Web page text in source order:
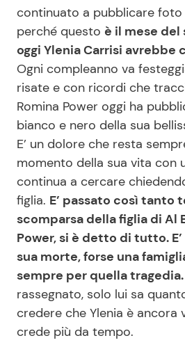
News benessere
Salute
Viaggi e Turismo
Festività
Seguici
Info
Chi siamo
continuato a pubblicare foto
perché questo è il mese del
oggi Ylenia Carrisi avrebbe
Ogni compleanno va
risate e con ricordi che
Romina Power oggi ha
bianco e nero della sua
E’ un dolore che resta
momento della sua vita con
continua a cercare
figlia. E’ passato così tanto
scomparsa della figlia di Al
Power, si è detto di tutto.
sua morte, forse una
sempre per quella tragedia.
rassegnato, solo lui sa
credere che Ylenia è ancora
crede più da tempo.